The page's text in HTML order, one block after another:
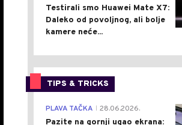
Testirali smo Huawei Mate X7:
Daleko od povoljnog, ali bolje
kamere neće...
TIPS & TRICKS
PLAVA TAČKA 28.06.2026.
Pazite na gornji ugao ekrana: